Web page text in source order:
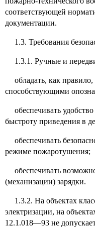
соответствующей
документации.
1.3. Требования
1.3.1. Ручные и
обладать, как
способствующими
обеспечивать
быстроту приведения в
обеспечивать
режиме пожаротушения;
обеспечивать
(механизации) зарядки.
1.3.2. На объектах
электризации, на
12.1.018—93 не